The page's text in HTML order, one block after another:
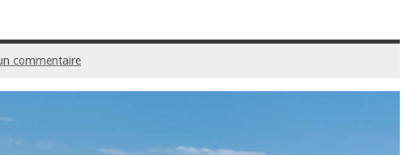
commentaire